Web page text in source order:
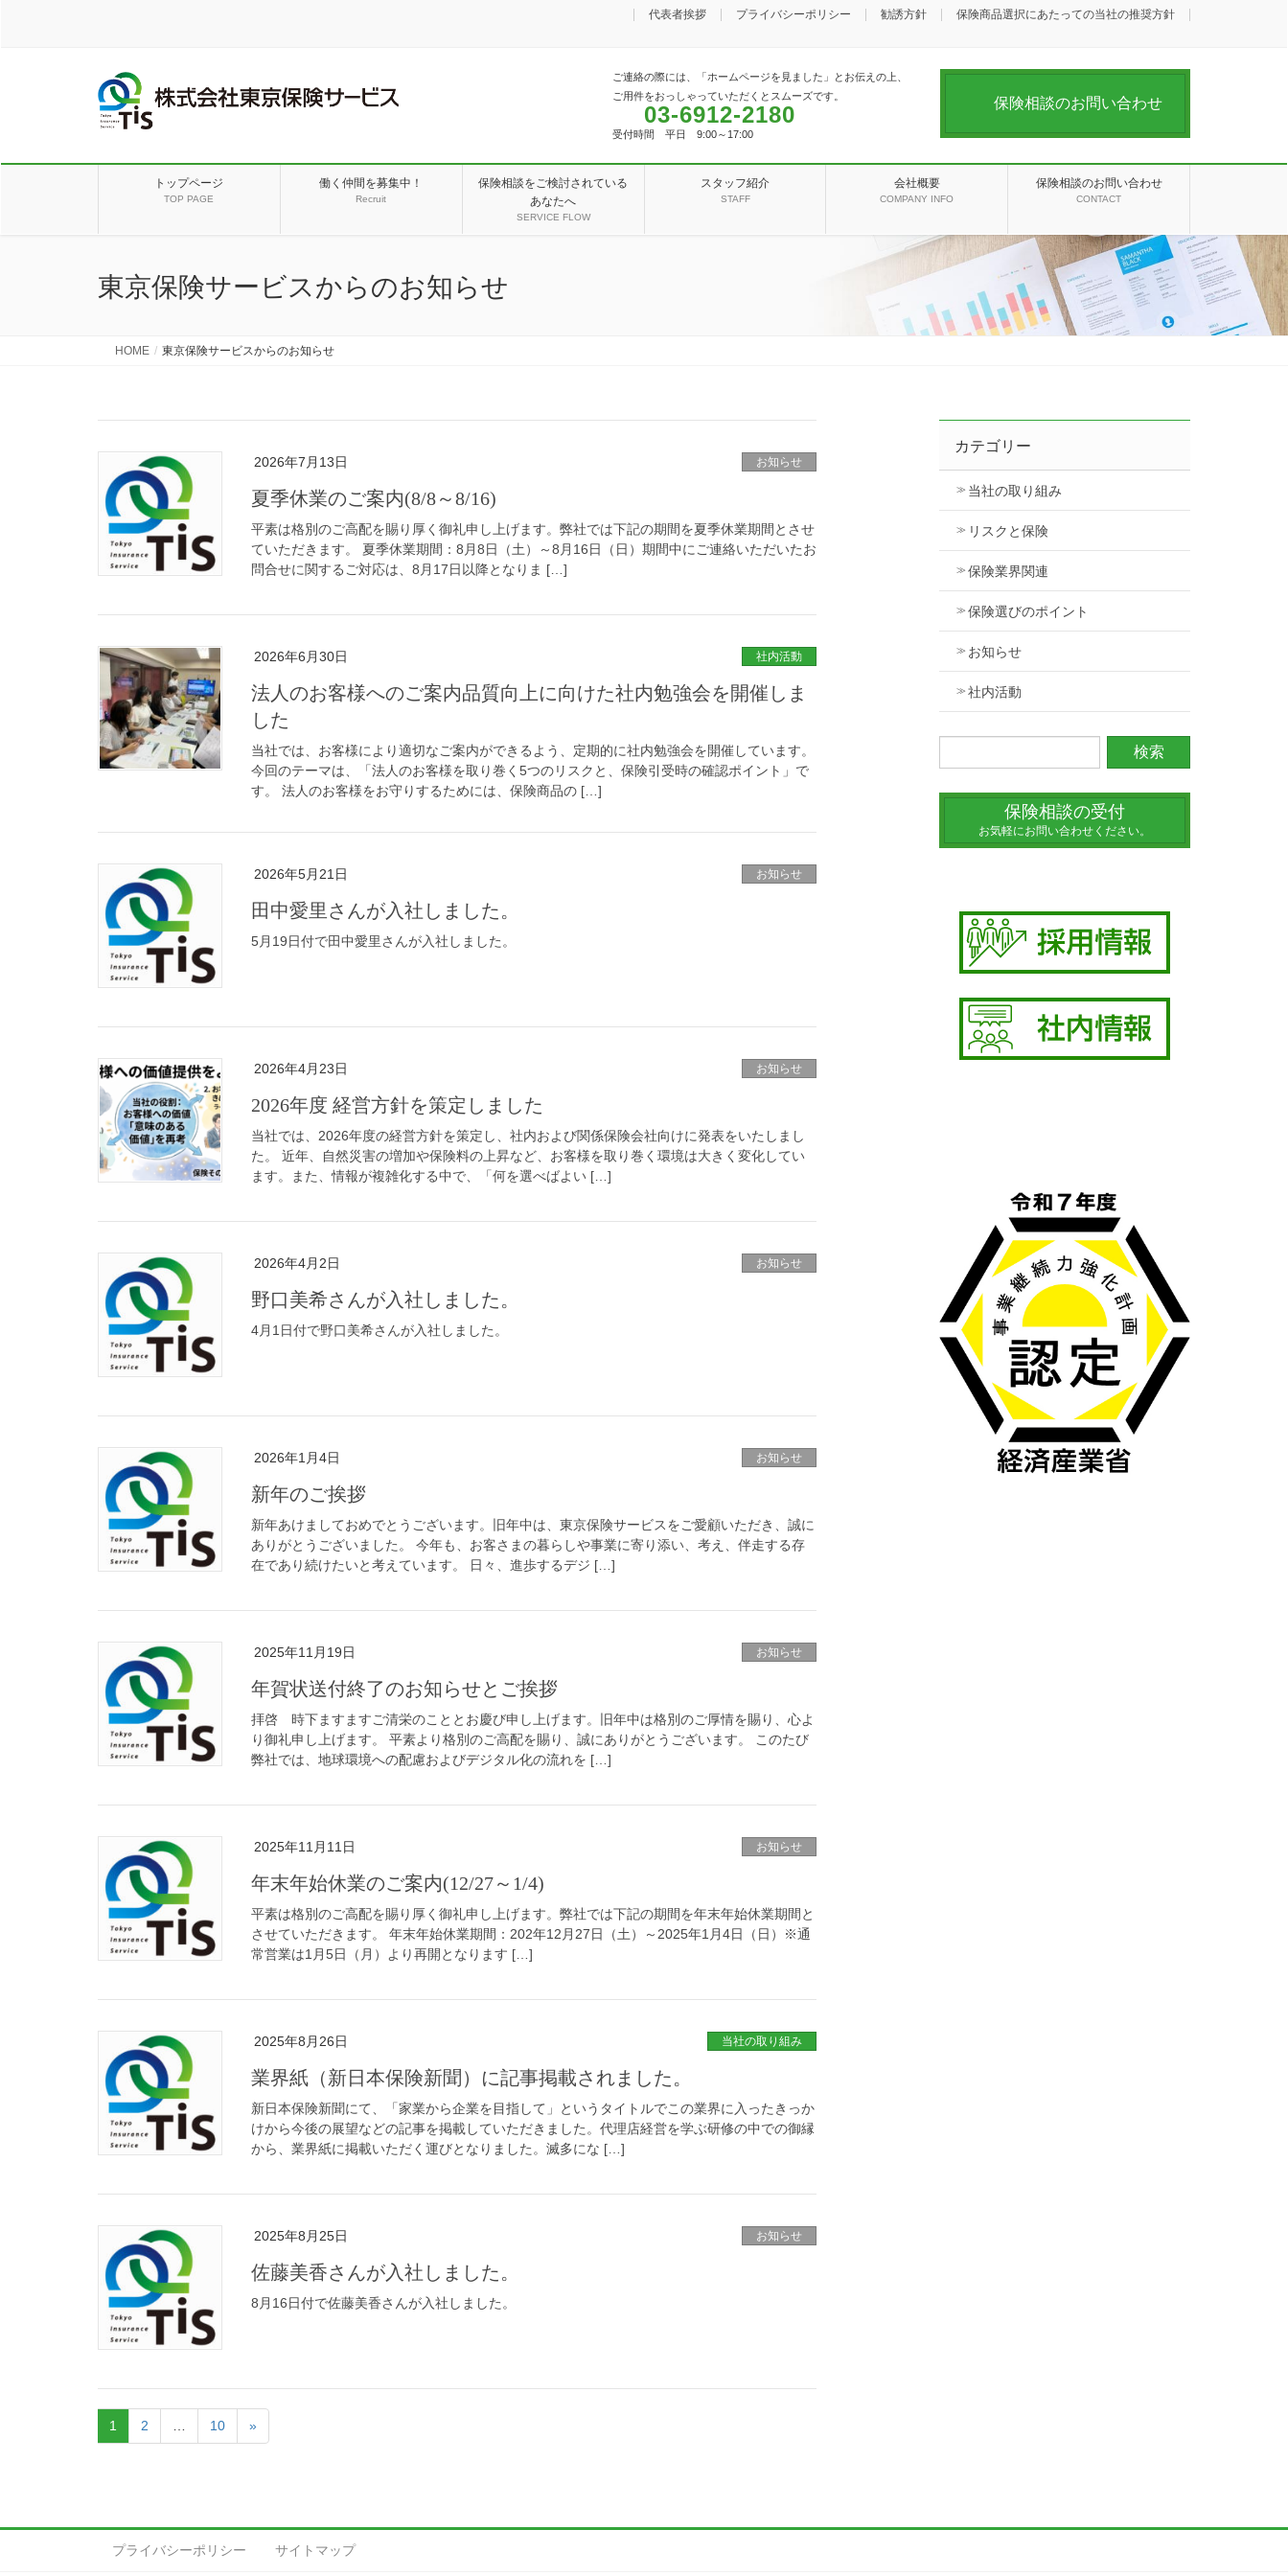
代表者挨拶 プライバシーポリシー 勧誘方針 保険商品選択にあたっての当社の推奨方針
ご連絡の際には、「ホームページを見ました」とお伝えの上、
ご用件をおっしゃっていただくとスムーズです。
03-6912-2180
受付時間 平日 9:00～17:00
保険相談のお問い合わせ
トップページ
TOP PAGE
働く仲間を募集中！
Recruit
保険相談をご検討されている
あなたへ
SERVICE FLOW
スタッフ紹介
STAFF
会社概要
COMPANY INFO
保険相談のお問い合わせ
CONTACT
東京保険サービスからのお知らせ
HOME 東京保険サービスからのお知らせ
2026年7月13日 お知らせ
夏季休業のご案内(8/8～8/16)
平素は格別のご高配を賜り厚く御礼申し上げます。弊社では下記の期間を夏季休業期間とさせ
ていただきます。 夏季休業期間：8月8日（土）～8月16日（日）期間中にご連絡いただいたお
問合せに関するご対応は、8月17日以降となりま […]
2026年6月30日 社内活動
法人のお客様へのご案内品質向上に向けた社内勉強会を開催しま
した
当社では、お客様により適切なご案内ができるよう、定期的に社内勉強会を開催しています。
今回のテーマは、「法人のお客様を取り巻く5つのリスクと、保険引受時の確認ポイント」で
す。 法人のお客様をお守りするためには、保険商品の […]
2026年5月21日 お知らせ
田中愛里さんが入社しました。
5月19日付で田中愛里さんが入社しました。
2026年4月23日 お知らせ
2026年度 経営方針を策定しました
当社では、2026年度の経営方針を策定し、社内および関係保険会社向けに発表をいたしまし
た。 近年、自然災害の増加や保険料の上昇など、お客様を取り巻く環境は大きく変化してい
ます。また、情報が複雑化する中で、「何を選べばよい […]
2026年4月2日 お知らせ
野口美希さんが入社しました。
4月1日付で野口美希さんが入社しました。
2026年1月4日 お知らせ
新年のご挨拶
新年あけましておめでとうございます。旧年中は、東京保険サービスをご愛顧いただき、誠に
ありがとうございました。 今年も、お客さまの暮らしや事業に寄り添い、考え、伴走する存
在であり続けたいと考えています。 日々、進歩するデジ […]
2025年11月19日 お知らせ
年賀状送付終了のお知らせとご挨拶
拝啓 時下ますますご清栄のこととお慶び申し上げます。旧年中は格別のご厚情を賜り、心よ
り御礼申し上げます。 平素より格別のご高配を賜り、誠にありがとうございます。 このたび
弊社では、地球環境への配慮およびデジタル化の流れを […]
2025年11月11日 お知らせ
年末年始休業のご案内(12/27～1/4)
平素は格別のご高配を賜り厚く御礼申し上げます。弊社では下記の期間を年末年始休業期間と
させていただきます。 年末年始休業期間：202年12月27日（土）～2025年1月4日（日）※通
常営業は1月5日（月）より再開となります […]
2025年8月26日 当社の取り組み
業界紙（新日本保険新聞）に記事掲載されました。
新日本保険新聞にて、「家業から企業を目指して」というタイトルでこの業界に入ったきっか
けから今後の展望などの記事を掲載していただきました。代理店経営を学ぶ研修の中での御縁
から、業界紙に掲載いただく運びとなりました。滅多にな […]
2025年8月25日 お知らせ
佐藤美香さんが入社しました。
8月16日付で佐藤美香さんが入社しました。
1 2 10 »
カテゴリー
当社の取り組み
リスクと保険
保険業界関連
保険選びのポイント
お知らせ
社内活動
保険相談の受付
お気軽にお問い合わせください。
プライバシーポリシー サイトマップ